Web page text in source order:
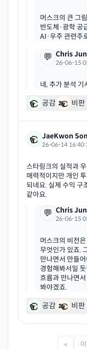
머스크의 큰 그
반도체·광학 공
💬 Chris
26-06-15
공감 비판
JaeKwon Son
26-06-14
스타링크의 실적과
매력적이지만 개인
되네요. 실제 수익 구
💬 Chris
26-06-15
머스크의 비전
무엇인가 있죠.
만나면서 만들
경험해봐서일
흐름과 만나면
공감 비판
«